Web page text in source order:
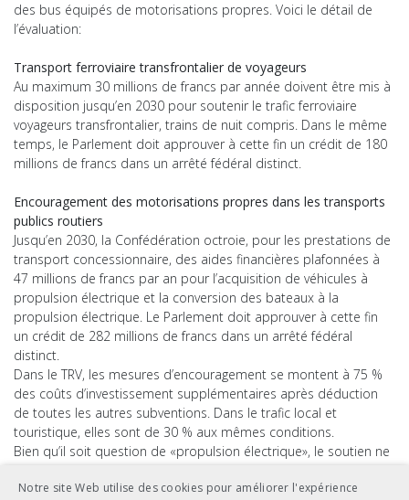
des bus équipés de motorisations propres. Voici le détail de
l’évaluation:
Transport ferroviaire transfrontalier de voyageurs
Au maximum 30 millions de francs par année doivent être mis à
disposition jusqu’en 2030 pour soutenir le trafic ferroviaire
voyageurs transfrontalier, trains de nuit compris. Dans le même
temps, le Parlement doit approuver à cette fin un crédit de 180
millions de francs dans un arrêté fédéral distinct.
Encouragement des motorisations propres dans les transports
publics routiers
Jusqu’en 2030, la Confédération octroie, pour les prestations de
transport concessionnaire, des aides financières plafonnées à
47 millions de francs par an pour l’acquisition de véhicules à
propulsion électrique et la conversion des bateaux à la
propulsion électrique. Le Parlement doit approuver à cette fin
un crédit de 282 millions de francs dans un arrêté fédéral
distinct.
Dans le TRV, les mesures d’encouragement se montent à 75 %
des coûts d’investissement supplémentaires après déduction
de toutes les autres subventions. Dans le trafic local et
touristique, elles sont de 30 % aux mêmes conditions.
Bien qu’il soit question de «propulsion électrique», le soutien ne
Notre site Web utilise des cookies pour améliorer l'expérience